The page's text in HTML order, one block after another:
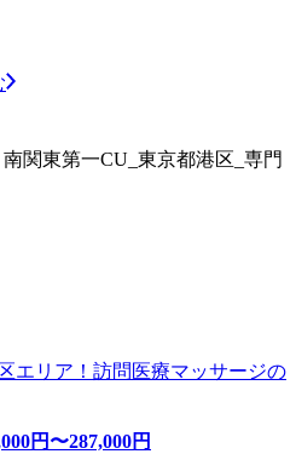
関東第一CU_東京都港区_専門
エリア！訪問医療マッサージの
円〜287,000円